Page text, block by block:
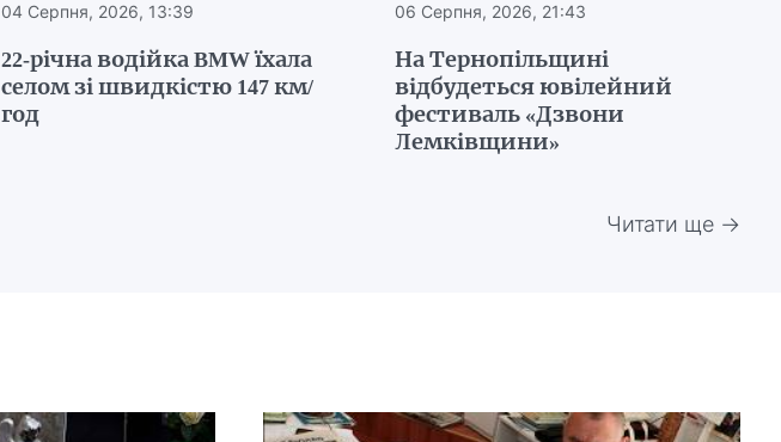
04 Серпня, 2026, 13:39
22-річна водійка BMW їхала
селом зі швидкістю 147 км/
год
06 Серпня, 2026, 21:43
На Тернопільщині
відбудеться ювілейний
фестиваль «Дзвони
Лемківщини»
Читати ще →